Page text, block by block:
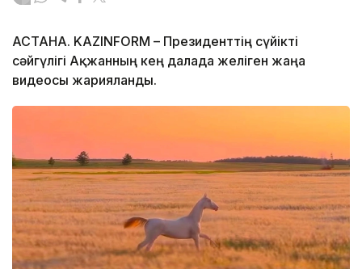
АСТАНА. KAZINFORM – Президенттің сүйікті
сәйгүлігі Ақжанның кең далада желіген жаңа
видеосы жарияланды.